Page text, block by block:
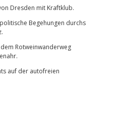
Dresden mit Kraftklub.
Begehungen durchs
Rotweinwanderweg
auf der autofreien